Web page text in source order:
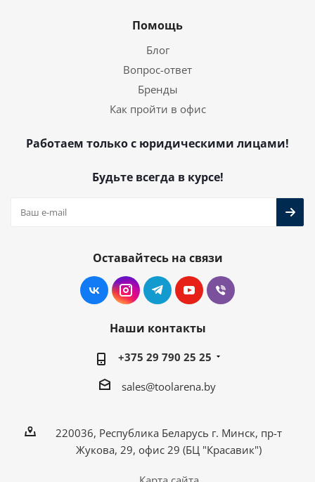
Помощь
Блог
Вопрос-ответ
Бренды
Как пройти в офис
Работаем только с юридическими лицами!
Будьте всегда в курсе!
Оставайтесь на связи
Наши контакты
+375 29 790 25 25
sales@toolarena.by
220036, Республика Беларусь г. Минск, пр-т
Жукова, 29, офис 29 (БЦ "Красавик")